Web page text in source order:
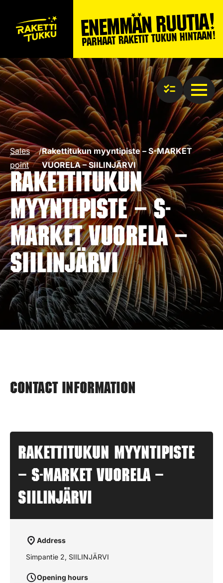
Sales
point
/Rakettitukun myyntipiste – S-MARKET
VUORELA – SIILINJÄRVI
Rakettitukun
myyntipiste – S-
MARKET VUORELA –
SIILINJÄRVI
Contact information
Rakettitukun myyntipiste
– S-MARKET VUORELA –
SIILINJÄRVI
Address
Simpantie 2, SIILINJÄRVI
Opening hours